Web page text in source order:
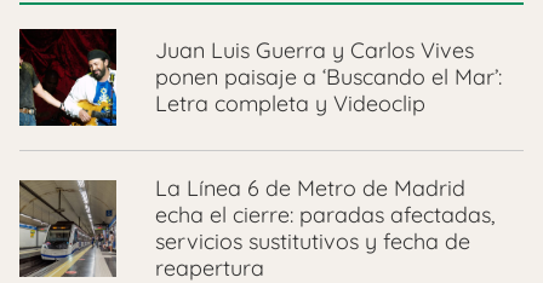
Juan Luis Guerra y Carlos Vives
ponen paisaje a ‘Buscando el Mar’:
Letra completa y Videoclip
La Línea 6 de Metro de Madrid
echa el cierre: paradas afectadas,
servicios sustitutivos y fecha de
reapertura